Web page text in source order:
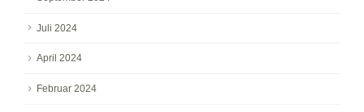
Juli 2024
April 2024
Februar 2024